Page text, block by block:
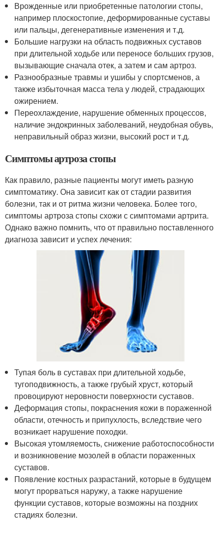
Врожденные или приобретенные патологии стопы,
например плоскостопие, деформированные суставы
или пальцы, дегенеративные изменения и т.д.
Большие нагрузки на область подвижных суставов
при длительной ходьбе или переносе больших грузов,
вызывающие сначала отек, а затем и сам артроз.
Разнообразные травмы и ушибы у спортсменов, а
также избыточная масса тела у людей, страдающих
ожирением.
Переохлаждение, нарушение обменных процессов,
наличие эндокринных заболеваний, неудобная обувь,
неправильный образ жизни, высокий рост и т.д.
Симптомы артроза стопы
Как правило, разные пациенты могут иметь разную
симптоматику. Она зависит как от стадии развития
болезни, так и от ритма жизни человека. Более того,
симптомы артроза стопы схожи с симптомами артрита.
Однако важно помнить, что от правильно поставленного
диагноза зависит и успех лечения:
Тупая боль в суставах при длительной ходьбе,
тугоподвижность, а также грубый хруст, который
провоцируют неровности поверхности суставов.
Деформация стопы, покраснения кожи в пораженной
области, отечность и припухлость, вследствие чего
возникает нарушение походки.
Высокая утомляемость, снижение работоспособности
и возникновение мозолей в области пораженных
суставов.
Появление костных разрастаний, которые в будущем
могут прорваться наружу, а также нарушение
функции суставов, которые возможны на поздних
стадиях болезни.